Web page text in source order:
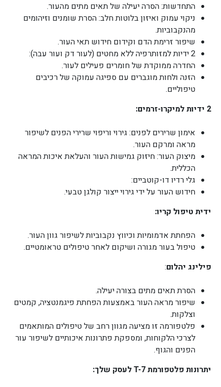
התחדשות: הסרה יעילה של תאים מתים מהעור.
ניקוי עמוק ואיזון בלוטות חלב: הסרת שומנים וזיהומים
מהנקבוביות.
שיפור זרימת הדם וקידום חידוש תאי העור.
2 ידיות למזותרפיה ללא מחטים (לעור דק ועור עבה):
החדרה ממוקדת של חומרים פעילים לעור.
הזנה ולחות מוגברים עם ספיגה עמוקה של רכיבים
טיפוליים.
2 ידיות למיקרו-זרמים:
אימון שרירים לפנים: גירוי וריפוי שרירי הפנים לשיפור
מראה ומרקם העור.
מיצוק העור: חיזוק גמישות העור והעלאת איכות המראה
הכללית.
גלי רדיו דו-קוטביים:
חידוש העור על ידי גירוי ייצור קולגן טבעי.
ידית טיפול קריו:
הפחתת אדמומיות וכיווץ נקבוביות לשיפור גוון העור.
טיפול בעור מגורה ושיקום לאחר טיפולים טראומטיים.
פילינג יהלום:
הסרת תאים מתים בצורה יעילה.
שיפור מראה העור באמצעות הפחתת פיגמנטציה, קמטים
וצלקות.
פלטפורמה זו מציעה מגוון רחב של טיפולים המותאמים
לצרכי הלקוחות, ומספקת פתרונות איכותיים לשיפור עור
הפנים והגוף.
יתרונות פלטפורמת T-7 לעסק שלך: